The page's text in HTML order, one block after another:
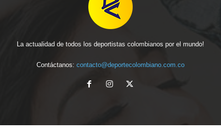
La actualidad de todos los deportistas colombianos por el mundo!
Contáctanos: contacto@deportecolombiano.com.co